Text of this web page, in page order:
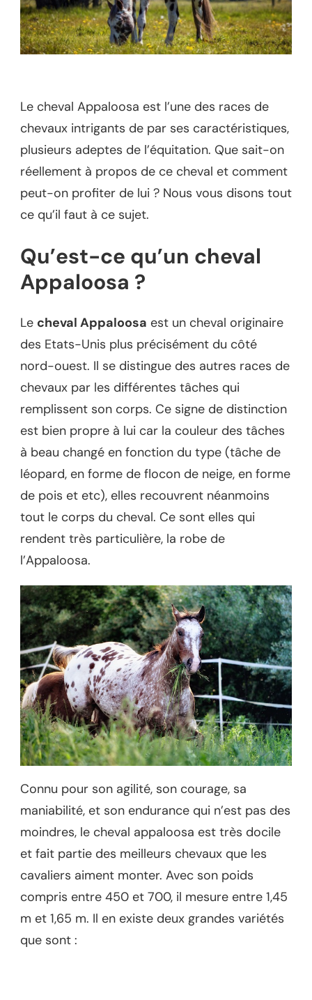
Le cheval Appaloosa est l’une des races de
chevaux intrigants de par ses caractéristiques,
plusieurs adeptes de l’équitation. Que sait-on
réellement à propos de ce cheval et comment
peut-on profiter de lui ? Nous vous disons tout
ce qu’il faut à ce sujet.
Qu’est-ce qu’un cheval
Appaloosa ?
Le cheval Appaloosa est un cheval originaire
des Etats-Unis plus précisément du côté
nord-ouest. Il se distingue des autres races de
chevaux par les différentes tâches qui
remplissent son corps. Ce signe de distinction
est bien propre à lui car la couleur des tâches
à beau changé en fonction du type (tâche de
léopard, en forme de flocon de neige, en forme
de pois et etc), elles recouvrent néanmoins
tout le corps du cheval. Ce sont elles qui
rendent très particulière, la robe de
l’Appaloosa.
Connu pour son agilité, son courage, sa
maniabilité, et son endurance qui n’est pas des
moindres, le cheval appaloosa est très docile
et fait partie des meilleurs chevaux que les
cavaliers aiment monter. Avec son poids
compris entre 450 et 700, il mesure entre 1,45
m et 1,65 m. Il en existe deux grandes variétés
que sont :